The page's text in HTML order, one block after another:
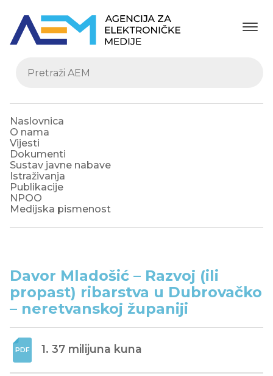
Naslovnica
O nama
Vijesti
Dokumenti
Sustav javne nabave
Istraživanja
Publikacije
NPOO
Medijska pismenost
Davor Mladošić – Razvoj (ili
propast) ribarstva u Dubrovačko
– neretvanskoj županiji
1. 37 milijuna kuna